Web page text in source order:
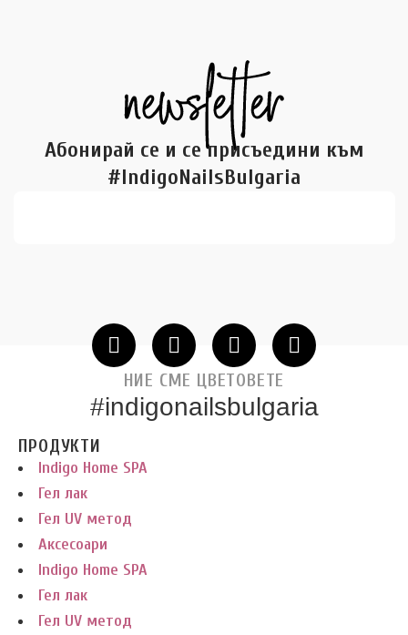
Абонирай се и се присъедини към
#IndigoNailsBulgaria
НИЕ СМЕ ЦВЕТОВЕТЕ
#indigonailsbulgaria
ПРОДУКТИ
Indigo Home SPA
Гел лак
Гел UV метод
Аксесоари
Indigo Home SPA
Гел лак
Гел UV метод